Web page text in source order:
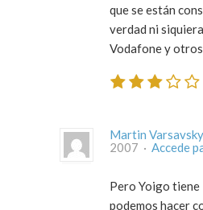
que se están
verdad ni
Vodafone y
Martin Varsavsky
2007 · Accede
Pero Yoigo tiene
podemos hacer